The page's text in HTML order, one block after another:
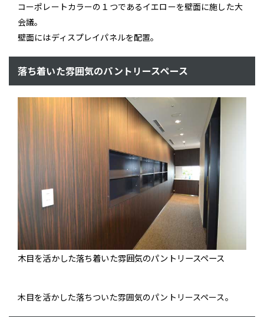
コーポレートカラーの１つであるイエローを壁面に施した大
会議。
壁面にはディスプレイパネルを配置。
落ち着いた雰囲気のパントリースペース
木目を活かした落ち着いた雰囲気のパントリースペース
木目を活かした落ちついた雰囲気のパントリースペース。